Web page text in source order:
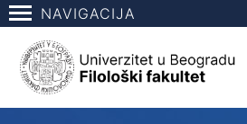
NAVIGACIJA